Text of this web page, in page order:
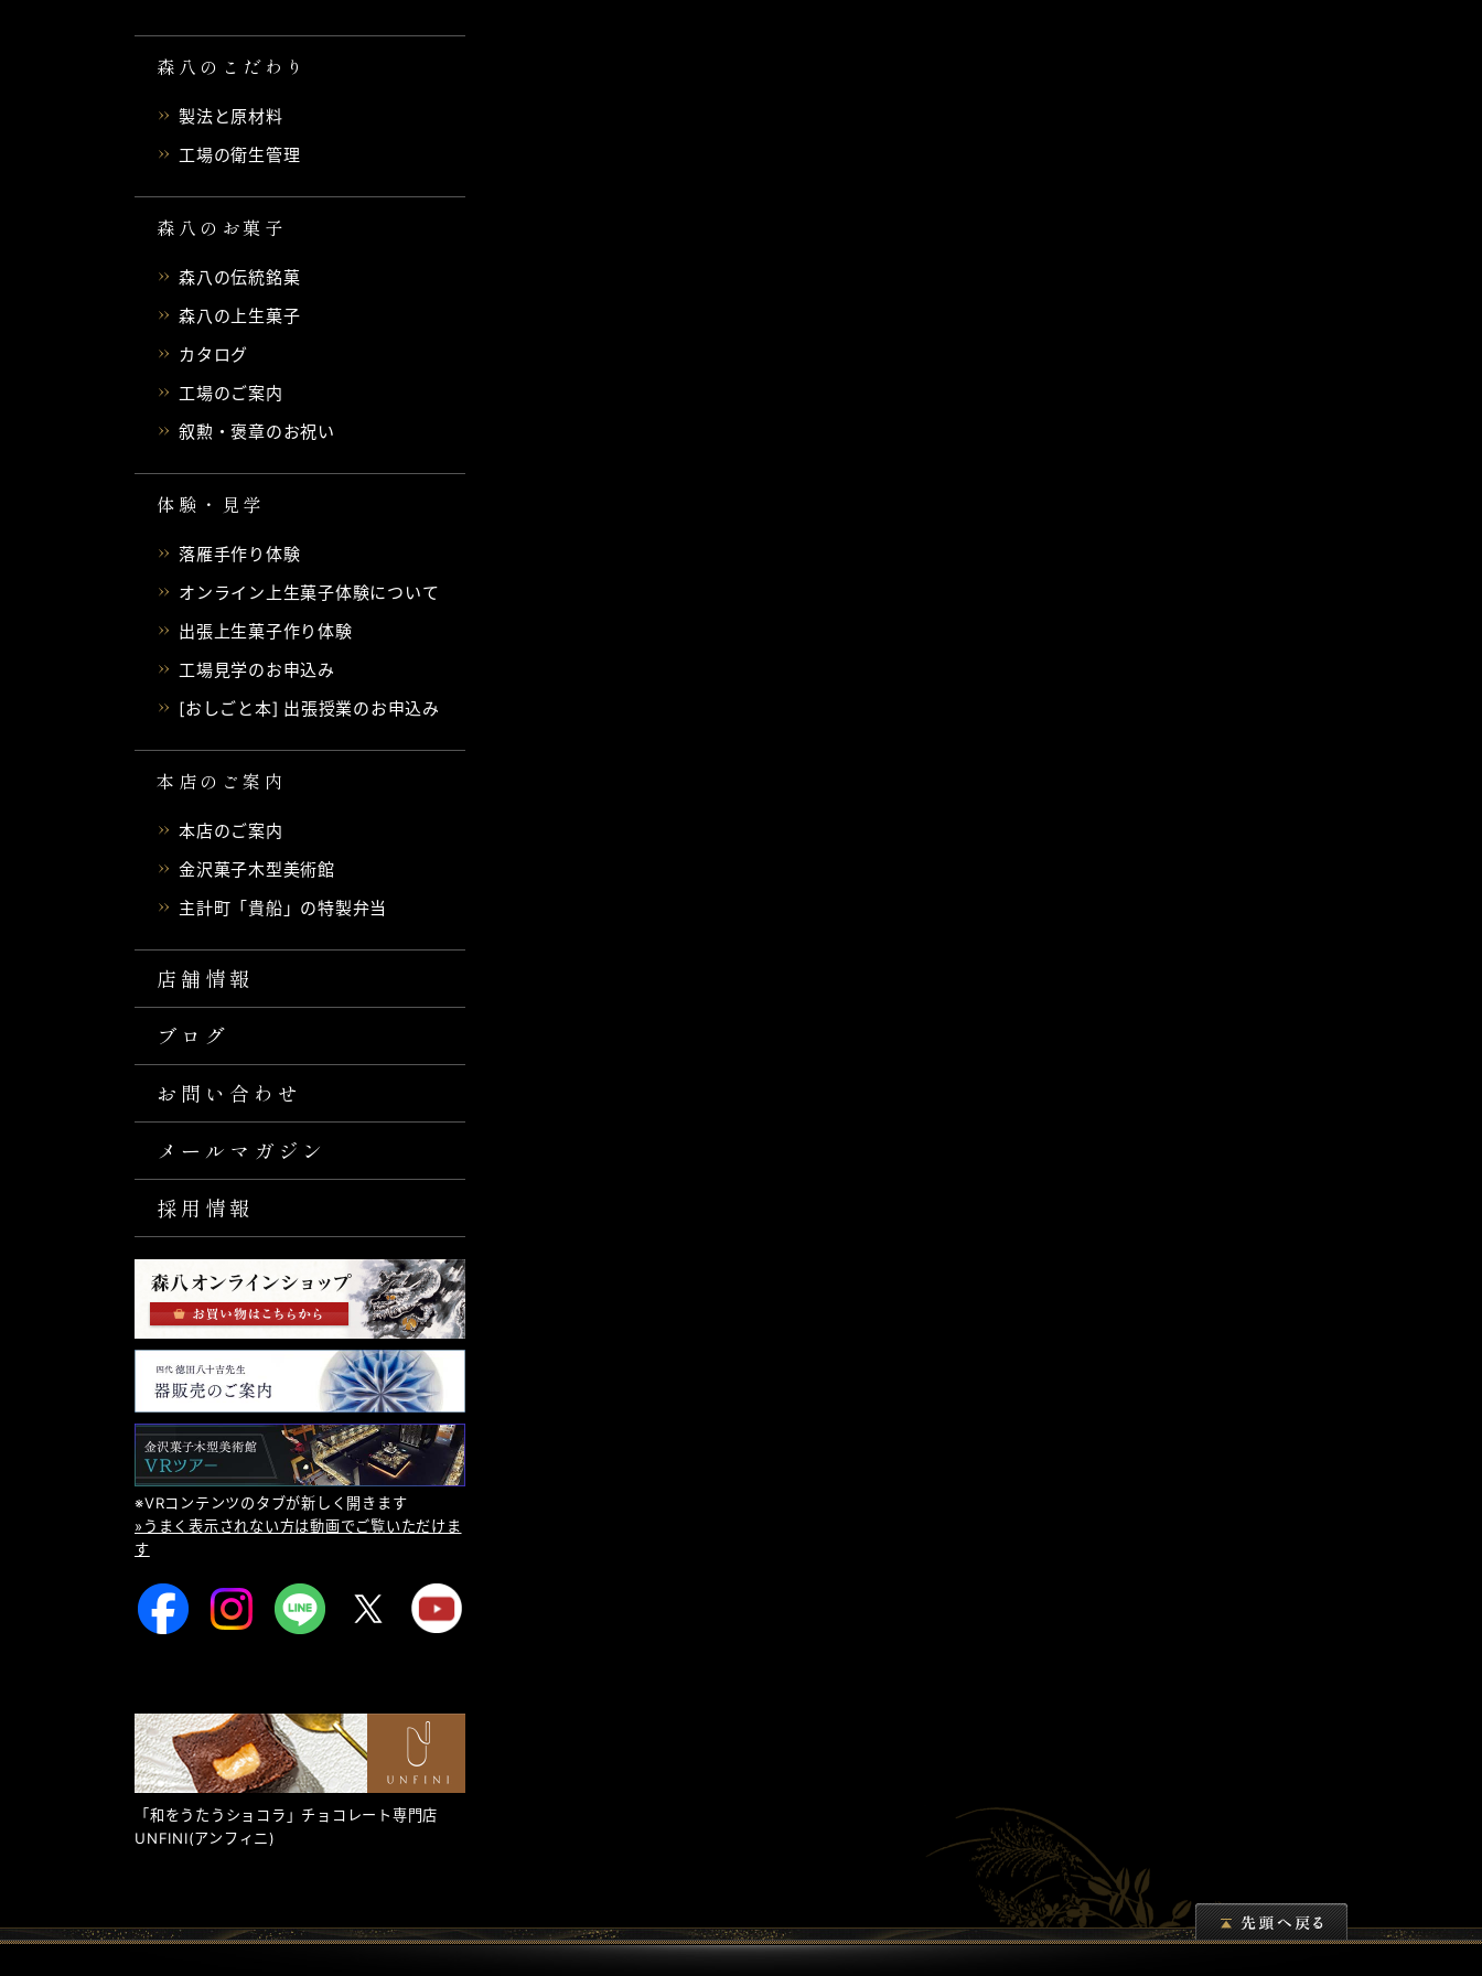
森八のこだわり
製法と原材料
工場の衛生管理
森八のお菓子
森八の伝統銘菓
森八の上生菓子
カタログ
工場のご案内
叙勲・褒章のお祝い
体験・見学
落雁手作り体験
オンライン上生菓子体験について
出張上生菓子作り体験
工場見学のお申込み
[おしごと本] 出張授業のお申込み
本店のご案内
本店のご案内
金沢菓子木型美術館
主計町「貴船」の特製弁当
店舗情報
ブログ
お問い合わせ
メールマガジン
採用情報
※VRコンテンツのタブが新しく開きます
»うまく表示されない方は動画でご覧いただけま
す
「和をうたうショコラ」チョコレート専門店
UNFINI(アンフィニ)